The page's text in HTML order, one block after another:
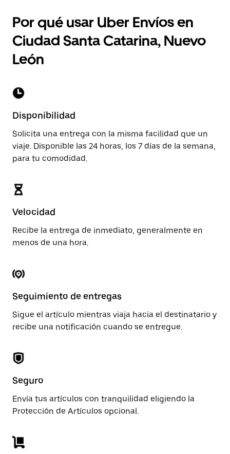
Por qué usar Uber Envíos en
Ciudad Santa Catarina, Nuevo
León
Disponibilidad
Solicita una entrega con la misma facilidad que un
viaje. Disponible las 24 horas, los 7 días de la semana,
para tu comodidad.
Velocidad
Recibe la entrega de inmediato, generalmente en
menos de una hora.
Seguimiento de entregas
Sigue el artículo mientras viaja hacia el destinatario y
recibe una notificación cuando se entregue.
Seguro
Envía tus artículos con tranquilidad eligiendo la
Protección de Artículos opcional.